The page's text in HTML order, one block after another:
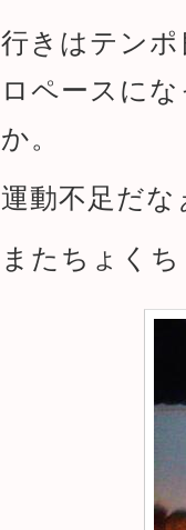
行きはテン
ロペースに
か。
運動不足だな
またちょく